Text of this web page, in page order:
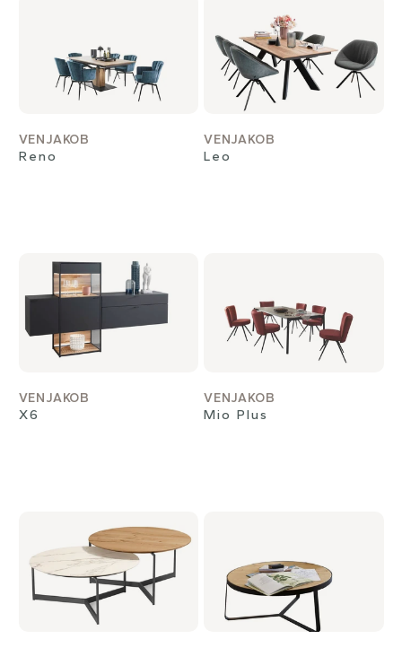
VENJAKOB
Reno
VENJAKOB
Leo
VENJAKOB
X6
VENJAKOB
Mio Plus